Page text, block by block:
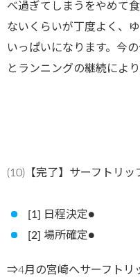
べ過ぎてしまうをやめて
ないくらいが丁度よく、
いっぱいになります。今
とランニングの継続によ
(10)【完了】サーフトリッ
[1] 日程決定●
[2] 場所確定●
⇒4月の宮崎へサーフトリ